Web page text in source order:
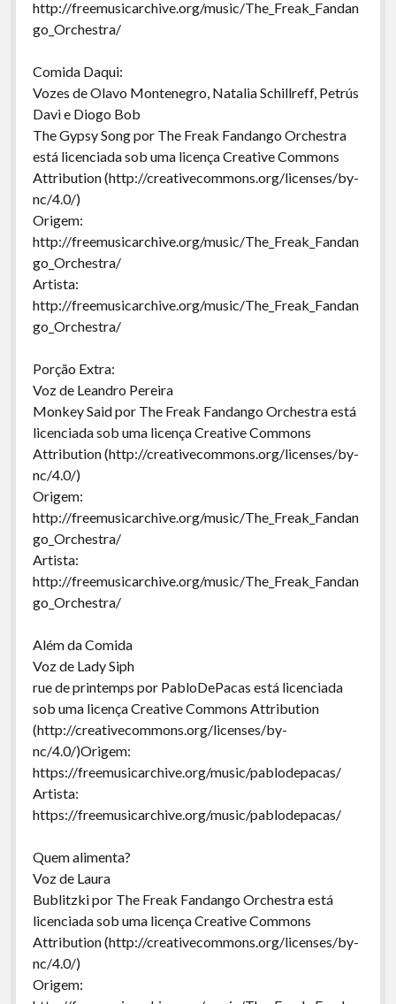
http://freemusicarchive.org/music/The_Freak_Fandan
go_Orchestra/
Comida Daqui:
Vozes de Olavo Montenegro, Natalia Schillreff, Petrús
Davi e Diogo Bob
The Gypsy Song por The Freak Fandango Orchestra
está licenciada sob uma licença Creative Commons
Attribution (http://creativecommons.org/licenses/by-
nc/4.0/)
Origem:
http://freemusicarchive.org/music/The_Freak_Fandan
go_Orchestra/
Artista:
http://freemusicarchive.org/music/The_Freak_Fandan
go_Orchestra/
Porção Extra:
Voz de Leandro Pereira
Monkey Said por The Freak Fandango Orchestra está
licenciada sob uma licença Creative Commons
Attribution (http://creativecommons.org/licenses/by-
nc/4.0/)
Origem:
http://freemusicarchive.org/music/The_Freak_Fandan
go_Orchestra/
Artista:
http://freemusicarchive.org/music/The_Freak_Fandan
go_Orchestra/
Além da Comida
Voz de Lady Siph
rue de printemps por PabloDePacas está licenciada
sob uma licença Creative Commons Attribution
(http://creativecommons.org/licenses/by-
nc/4.0/)Origem:
https://freemusicarchive.org/music/pablodepacas/
Artista:
https://freemusicarchive.org/music/pablodepacas/
Quem alimenta?
Voz de Laura
Bublitzki por The Freak Fandango Orchestra está
licenciada sob uma licença Creative Commons
Attribution (http://creativecommons.org/licenses/by-
nc/4.0/)
Origem: